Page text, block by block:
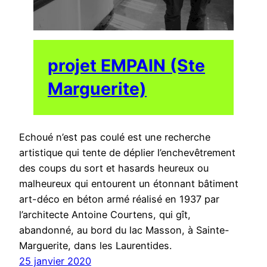
projet EMPAIN (Ste
Marguerite)
Echoué n’est pas coulé est une recherche
artistique qui tente de déplier l’enchevêtrement
des coups du sort et hasards heureux ou
malheureux qui entourent un étonnant bâtiment
art-déco en béton armé réalisé en 1937 par
l’architecte Antoine Courtens, qui gît,
abandonné, au bord du lac Masson, à Sainte-
Marguerite, dans les Laurentides.
25 janvier 2020